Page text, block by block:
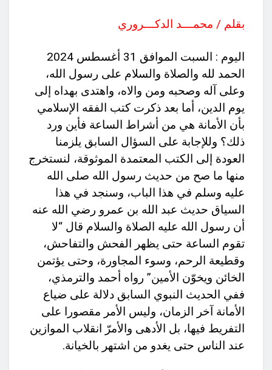
بقلم / محمـــد الدكـــروري
اليوم : السبت الموافق 31 أغسطس 2024
الحمد لله والصلاة والسلام على رسول الله،
وعلى آله وصحبه ومن والاه، واهتدى بهداه إلى
يوم الدين، أما بعد ذكرت كتب الفقه الإسلامي
بأن الأمانة هي من أشراط الساعة فأين ورد
ذلك؟ وللإجابة على السؤال السابق يلزمنا
العودة إلى الكتب المعتمدة الموثوقة، لنستخرج
منها ما صح من حديث رسول الله صلى الله
عليه وسلم في هذا الباب، وسنجد في هذا
السياق حديث عبد الله بن عمرو رضي الله عنه
أن رسول الله عليه الصلاة والسلام قال “لا
تقوم الساعة حتى يظهر الفحش والتفاحش،
وقطيعة الرحم، وسوء المجاورة، وحتى يؤتمن
الخائن ويخوّن الأمين” رواه أحمد والترمذي،
ففي الحديث النبوي السابق دلالة على ضياع
الأمانة آخر الزمان، وليس الأمر مقصورا على
التفريط فيها، بل الأدهى والأمرّ انقلاب الموازين
عند الناس حتى يغدو من اشتهر بالخيانة.